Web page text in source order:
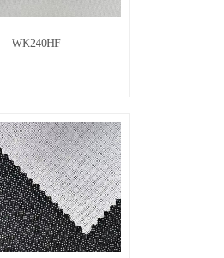
WK240HF